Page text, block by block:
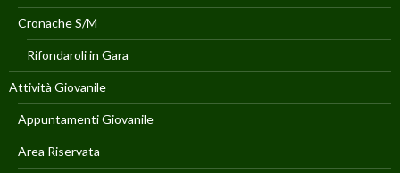
Cronache S/M
Rifondaroli in Gara
Attività Giovanile
Appuntamenti Giovanile
Area Riservata